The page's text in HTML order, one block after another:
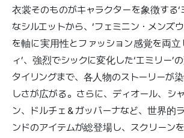
衣裳そのものがキャラクターを象徴する‘
なシルエットから、‘フェミニン・メンズ
を軸に実用性とファッション感覚を両立
ィ’、強烈でシックに変化した‘エミリー’
タイリングまで、各人物のストーリーが
しさが広がる。さらに、ディオール、シ
ン、ドルチェ＆ガッバーナなど、世界的
ンドのアイテムが総登場し、スクリーン